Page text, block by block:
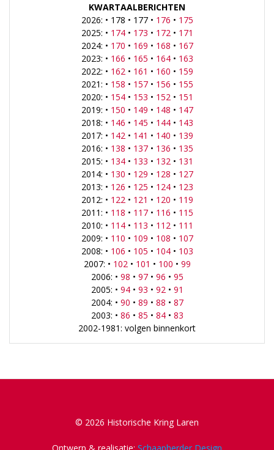
KWARTAALBERICHTEN
2026: • 178 • 177 • 176 • 175
2025: • 174• 173 • 172• 171
2024: • 170 • 169 • 168 • 167
2023: • 166 • 165 • 164• 163
2022: • 162• 161 • 160 • 159
2021: • 158 • 157• 156 • 155
2020: • 154• 153 • 152• 151
2019: • 150 • 149 • 148 • 147
2018: • 146 • 145 • 144• 143
2017: • 142• 141 • 140 • 139
2016: • 138 • 137• 136 • 135
2015: • 134• 133 • 132• 131
2014: • 130 • 129 • 128 • 127
2013: • 126 • 125 • 124• 123
2012: • 122• 121 • 120 • 119
2011: • 118 • 117• 116 • 115
2010: • 114• 113 • 112• 111
2009: • 110 • 109 • 108 • 107
2008: • 106 • 105 • 104• 103
2007: • 102• 101 • 100 • 99
2006: • 98 • 97• 96 • 95
2005: • 94• 93 • 92• 91
2004: • 90 • 89 • 88 • 87
2003: • 86 • 85 • 84• 83
2002-1981: volgen binnenkort
© 2026 Historische Kring Laren